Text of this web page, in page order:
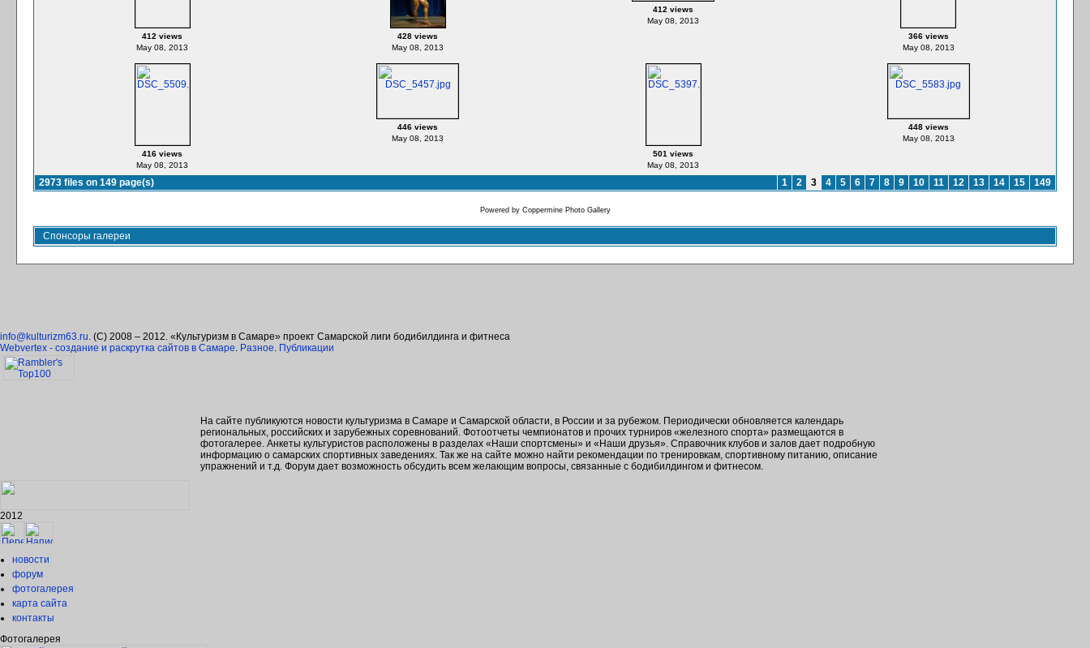
412 views
May 08, 2013
428 views
May 08, 2013
412 views
May 08, 2013
366 views
May 08, 2013
416 views
May 08, 2013
446 views
May 08, 2013
501 views
May 08, 2013
448 views
May 08, 2013
2973 files on 149 page(s) 1 2 3 4 5 6 7 8 9 10 11 12 13 14 15 149
Powered by Coppermine Photo Gallery
Спонсоры галереи
info@kulturizm63.ru. (C) 2008 – 2012. «Культуризм в Самаре» проект Самарской лиги бодибилдинга и фитнеса
Webvertex - создание и раскрутка сайтов в Самаре. Разное. Публикации
На сайте публикуются новости культуризма в Самаре и Самарской области, в России и за рубежом. Периодически обновляется календарь
региональных, российских и зарубежных соревнований. Фотоотчеты чемпионатов и прочих турниров «железного спорта» размещаются в
фотогалерее. Анкеты культуристов расположены в разделах «Наши спортсмены» и «Наши друзья». Справочник клубов и залов дает подробную
информацию о самарских спортивных заведениях. Так же на сайте можно найти рекомендации по тренировкам, спортивному питанию, описание
упражнений и т.д. Форум дает возможность обсудить всем желающим вопросы, связанные с бодибилдингом и фитнесом.
2012
новости
форум
фотогалерея
карта сайта
контакты
Фотогалерея